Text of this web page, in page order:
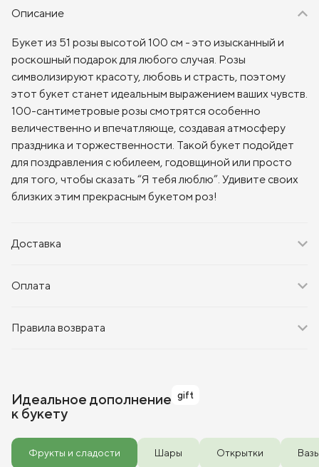
Описание
Букет из 51 розы высотой 100 см - это изысканный и
роскошный подарок для любого случая. Розы
символизируют красоту, любовь и страсть, поэтому
этот букет станет идеальным выражением ваших чувств.
100-сантиметровые розы смотрятся особенно
величественно и впечатляюще, создавая атмосферу
праздника и торжественности. Такой букет подойдет
для поздравления с юбилеем, годовщиной или просто
для того, чтобы сказать “Я тебя люблю”. Удивите своих
близких этим прекрасным букетом роз!
Доставка
Оплата
Правила возврата
Идеальное дополнение
к букету
gift
Фрукты и сладости Шары Открытки